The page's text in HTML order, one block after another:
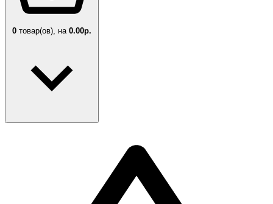
0 товар(ов), на 0.00р.